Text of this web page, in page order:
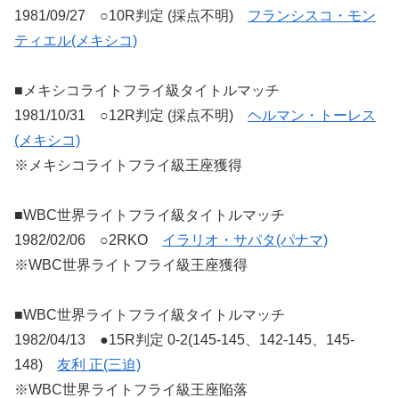
1981/09/27 ○10R判定 (採点不明) フランシスコ・モン
ティエル(メキシコ)
■メキシコライトフライ級タイトルマッチ
1981/10/31 ○12R判定 (採点不明) ヘルマン・トーレス
(メキシコ)
※メキシコライトフライ級王座獲得
■WBC世界ライトフライ級タイトルマッチ
1982/02/06 ○2RKO イラリオ・サパタ(パナマ)
※WBC世界ライトフライ級王座獲得
■WBC世界ライトフライ級タイトルマッチ
1982/04/13 ●15R判定 0-2(145-145、142-145、145-
148) 友利 正(三迫)
※WBC世界ライトフライ級王座陥落